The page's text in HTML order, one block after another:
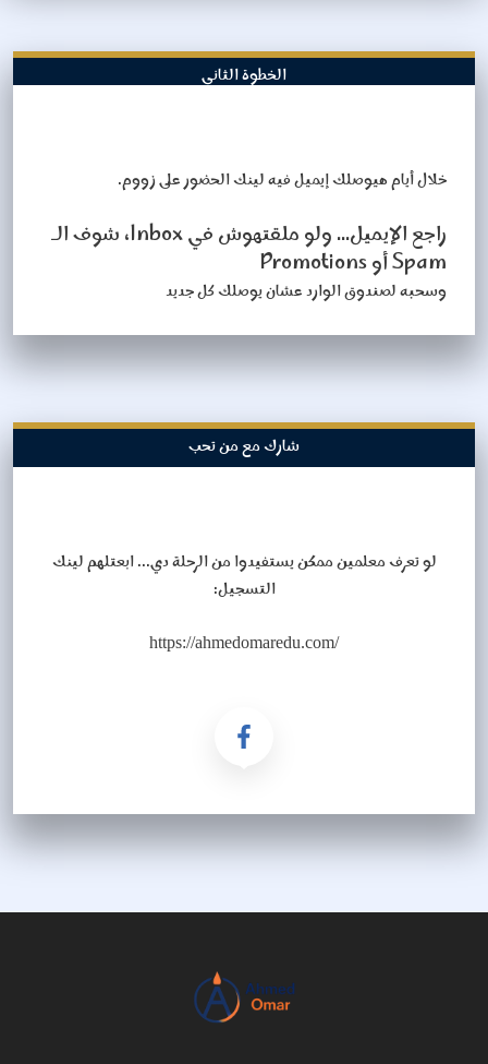
الخطوة الثاني
خلال أيام هيوصلك إيميل فيه لينك الحضور على زووم.
راجع الإيميل... ولو ملقتهوش في Inbox، شوف الـ
Spam أو Promotions
وسحبه لصندوق الوارد عشان يوصلك كل جديد
شارك مع من تحب
لو تعرف معلمين ممكن يستفيدوا من الرحلة دي... ابعتلهم لينك
التسجيل:
https://ahmedomaredu.com/